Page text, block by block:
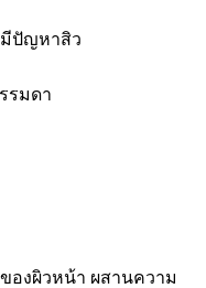
องผิวหน้า ผสานความ